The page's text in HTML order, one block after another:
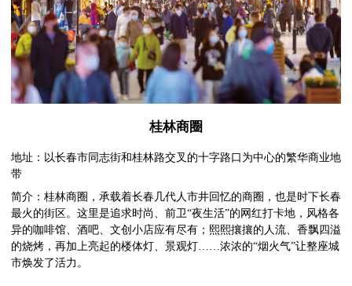
桂林商圈
地址：以长春市同志街和桂林路交叉的十字路口为中心的繁华商业地
带
简介：桂林商圈，承载着长春几代人市井回忆的商圈，也是时下长春
最火的街区。这里是追求时尚、前卫“夜生活”的网红打卡地，风格各
异的咖啡馆、酒吧、文创小店应有尽有；熙熙攘攘的人流、香飘四溢
的烧烤，再加上亮起的楼体灯、景观灯……浓浓的“烟火气”让整座城
市焕发了活力。